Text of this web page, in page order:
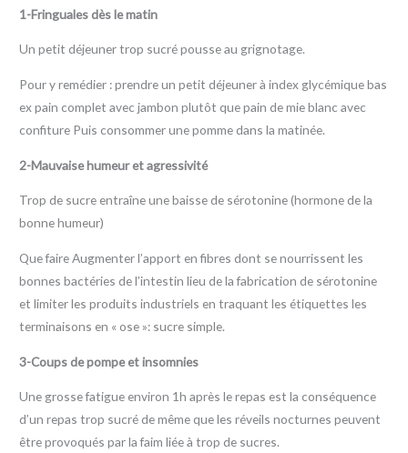
1-Fringuales dès le matin
Un petit déjeuner trop sucré pousse au grignotage.
Pour y remédier : prendre un petit déjeuner à index glycémique bas
ex pain complet avec jambon plutôt que pain de mie blanc avec
confiture Puis consommer une pomme dans la matinée.
2-Mauvaise humeur et agressivité
Trop de sucre entraîne une baisse de sérotonine (hormone de la
bonne humeur)
Que faire Augmenter l’apport en fibres dont se nourrissent les
bonnes bactéries de l’intestin lieu de la fabrication de sérotonine
et limiter les produits industriels en traquant les étiquettes les
terminaisons en « ose »: sucre simple.
3-Coups de pompe et insomnies
Une grosse fatigue environ 1h après le repas est la conséquence
d’un repas trop sucré de même que les réveils nocturnes peuvent
être provoqués par la faim liée à trop de sucres.